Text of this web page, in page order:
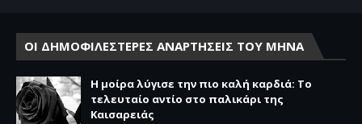
ΟΙ ΔΗΜΟΦΙΛΕΣΤΕΡΕΣ ΑΝΑΡΤΗΣΕΙΣ ΤΟΥ ΜΗΝΑ
Η μοίρα λύγισε την πιο καλή καρδιά: Το
τελευταίο αντίο στο παλικάρι της
Καισαρειάς